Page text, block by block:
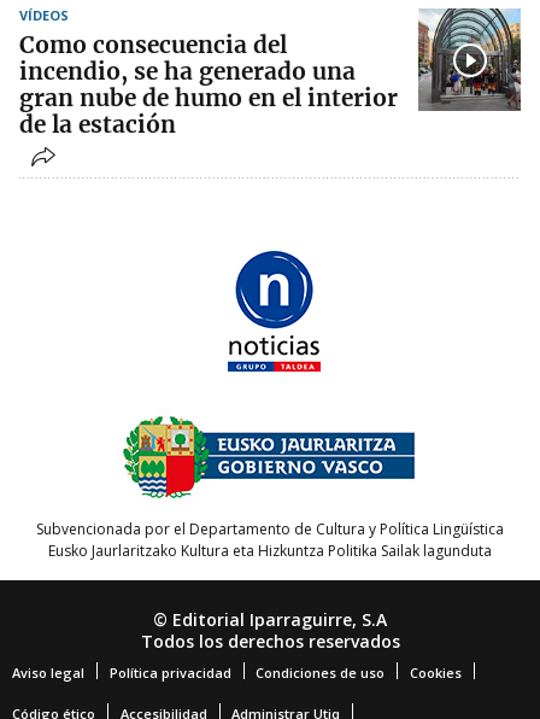
VÍDEOS
Como consecuencia del
incendio, se ha generado una
gran nube de humo en el interior
de la estación
Subvencionada por el Departamento de Cultura y Política Lingüística
Eusko Jaurlaritzako Kultura eta Hizkuntza Politika Sailak lagunduta
© Editorial Iparraguirre, S.A
Todos los derechos reservados
Aviso legal Política privacidad Condiciones de uso Cookies
Código ético Accesibilidad Administrar Utiq